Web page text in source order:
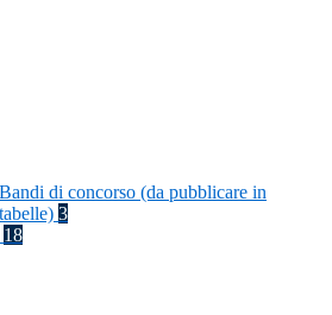
Bandi di concorso (da pubblicare in
tabelle) 3
18